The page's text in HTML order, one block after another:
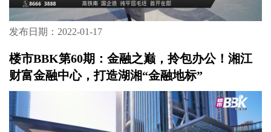
发布日期：2022-01-17
楼市BBK第60期：金融之巅，拎包办公！湘江
财富金融中心，打造湖湘“金融地标”